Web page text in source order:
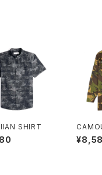
SHIRT
T